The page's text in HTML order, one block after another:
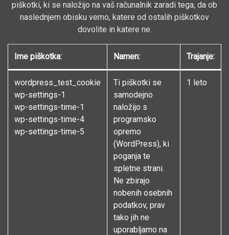
piškotki, ki se naložijo na vaš računalnik zaradi tega, da ob
naslednjem obisku vemo, katere od ostalih piškotkov
dovolite in katere ne.
Ime piškotka: Namen: Trajanje:
wordpress_test_cookie
wp-settings-1
wp-settings-time-1
wp-settings-time-4
wp-settings-time-5
Ti piškotki se
samodejno
naložijo s
programsko
opremo
(WordPress), ki
poganja te
spletne strani.
Ne zbirajo
nobenih osebnih
podatkov, prav
tako jih ne
uporabljamo na
1 leto